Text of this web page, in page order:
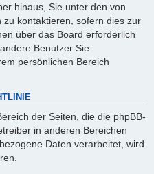
hinaus, Sie unter den von
kontaktieren, sofern dies zur
über das Board erforderlich
Benutzer Sie
persönlichen Bereich
der Seiten, die die phpBB-
in anderen Bereichen
Daten verarbeitet, wird